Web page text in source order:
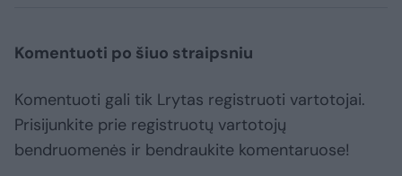
Komentuoti po šiuo straipsniu
Komentuoti gali tik Lrytas registruoti vartotojai.
Prisijunkite prie registruotų vartotojų
bendruomenės ir bendraukite komentaruose!